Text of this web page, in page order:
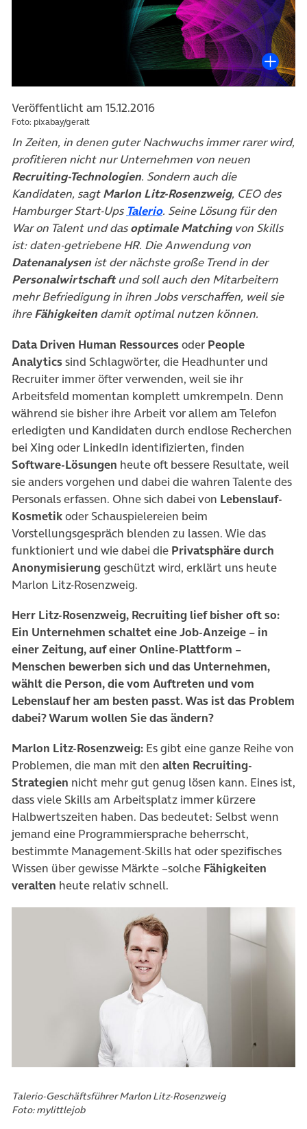
Veröffentlicht am 15.12.2016
Foto: pixabay/geralt
In Zeiten, in denen guter Nachwuchs immer rarer wird,
profitieren nicht nur Unternehmen von neuen
Recruiting-Technologien. Sondern auch die
Kandidaten, sagtMarlon Litz-Rosenzweig, CEO des
Hamburger Start-Ups Talerio(öffnet in neuem Tab)
. Seine Lösung für den
War on Talent und dasoptimale Matchingvon Skills
ist: daten-getriebene HR. Die Anwendung von
Datenanalysenist der nächste große Trend in der
Personalwirtschaftund soll auch den Mitarbeitern
mehr Befriedigung in ihren Jobs verschaffen, weil sie
ihreFähigkeitendamit optimal nutzen können.
Data Driven Human Ressourcesoder People
Analyticssind Schlagwörter, die Headhunter und
Recruiter immer öfter verwenden, weil sie ihr
Arbeitsfeld momentan komplett umkrempeln. Denn
während sie bisher ihre Arbeit vor allem am Telefon
erledigten und Kandidaten durch endlose Recherchen
bei Xing oder LinkedIn identifizierten, finden
Software-Lösungen heute oft bessere Resultate, weil
sie anders vorgehen und dabei die wahren Talente des
Personals erfassen. Ohne sich dabei von Lebenslauf-
Kosmetikoder Schauspielereien beim
Vorstellungsgespräch blenden zu lassen. Wie das
funktioniert und wie dabei die Privatsphäre durch
Anonymisierung geschützt wird, erklärt uns heute
Marlon Litz-Rosenzweig.
Herr Litz-Rosenzweig, Recruiting lief bisher oft so:
Ein Unternehmen schaltet eine Job-Anzeige – in
einer Zeitung, auf einer Online-Plattform –
Menschen bewerben sich und das Unternehmen,
wählt die Person, die vom Auftreten und vom
Lebenslauf her am besten passt. Was ist das Problem
dabei? Warum wollen Sie das ändern?
Marlon Litz-Rosenzweig: Es gibt eine ganze Reihe von
Problemen, die man mit den alten Recruiting-
Strategien nicht mehr gut genug lösen kann. Eines ist,
dass viele Skills am Arbeitsplatz immer kürzere
Halbwertszeiten haben. Das bedeutet: Selbst wenn
jemand eine Programmiersprache beherrscht,
bestimmte Management-Skills hat oder spezifisches
Wissen über gewisse Märkte –solche Fähigkeiten
veralten heute relativ schnell.
Talerio-Geschäftsführer Marlon Litz-Rosenzweig
Foto: mylittlejob